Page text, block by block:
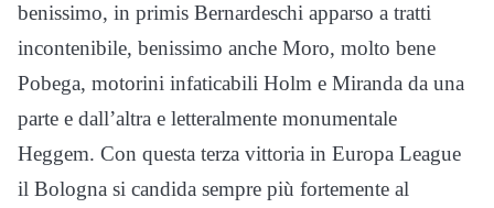
benissimo, in primis Bernardeschi apparso a tratti
incontenibile, benissimo anche Moro, molto bene
Pobega, motorini infaticabili Holm e Miranda da una
parte e dall’altra e letteralmente monumentale
Heggem. Con questa terza vittoria in Europa League
il Bologna si candida sempre più fortemente al